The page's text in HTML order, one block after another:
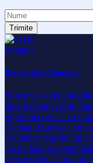
Despre Axkid Romania
Suntem o companie-
facing pentru copii,
Siguranța este și va
Tocmai de aceea,
scaunelor rear-facing
Ce ne face sa
ceea ce este cel mai